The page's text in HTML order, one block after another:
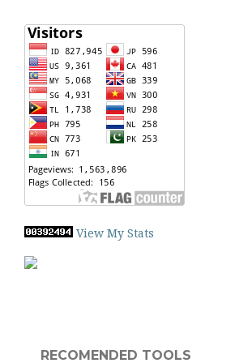
View My Stats
RECOMENDED TOOLS